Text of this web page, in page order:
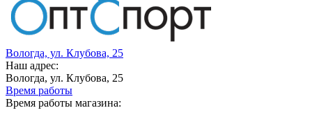
Вологда, ул. Клубова, 25
Наш адрес:
Вологда, ул. Клубова, 25
Время работы
Время работы магазина: